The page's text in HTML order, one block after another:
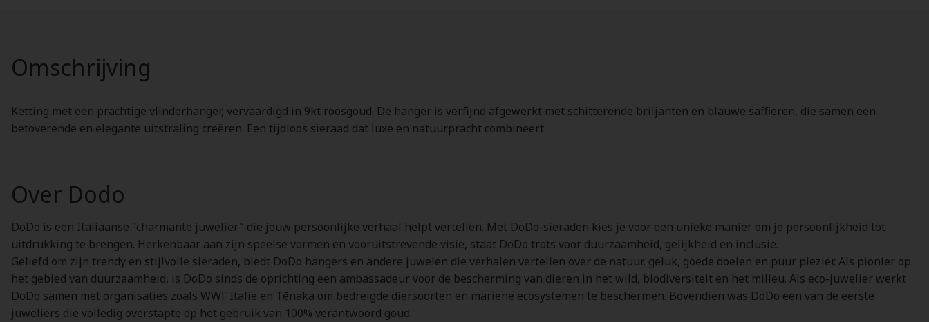
Omschrijving
Ketting met een prachtige vlinderhanger, vervaardigd in 9kt roosgoud. De hanger is verfijnd afgewerkt met schitterende briljanten en blauwe saffieren, die samen een
betoverende en elegante uitstraling creëren. Een tijdloos sieraad dat luxe en natuurpracht combineert.
Over Dodo
DoDo is een Italiaanse "charmante juwelier" die jouw persoonlijke verhaal helpt vertellen. Met DoDo-sieraden kies je voor een unieke manier om je persoonlijkheid tot
uitdrukking te brengen. Herkenbaar aan zijn speelse vormen en vooruitstrevende visie, staat DoDo trots voor duurzaamheid, gelijkheid en inclusie.
Geliefd om zijn trendy en stijlvolle sieraden, biedt DoDo hangers en andere juwelen die verhalen vertellen over de natuur, geluk, goede doelen en puur plezier. Als pionier op
het gebied van duurzaamheid, is DoDo sinds de oprichting een ambassadeur voor de bescherming van dieren in het wild, biodiversiteit en het milieu. Als eco-juwelier werkt
DoDo samen met organisaties zoals WWF Italië en Tēnaka om bedreigde diersoorten en mariene ecosystemen te beschermen. Bovendien was DoDo een van de eerste
juweliers die volledig overstapte op het gebruik van 100% verantwoord goud.